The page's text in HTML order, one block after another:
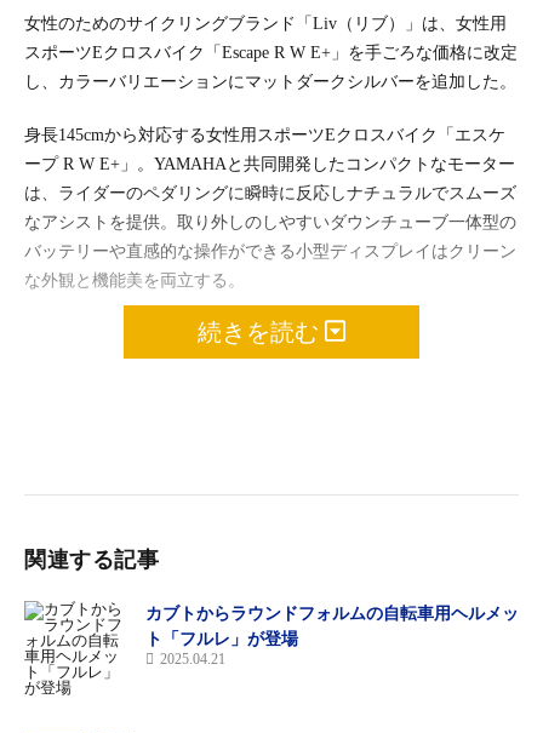
女性のためのサイクリングブランド「Liv（リブ）」は、女性用
スポーツEクロスバイク「Escape R W E+」を手ごろな価格に改定
し、カラーバリエーションにマットダークシルバーを追加した。
身長145cmから対応する女性用スポーツEクロスバイク「エスケ
ープ R W E+」。YAMAHAと共同開発したコンパクトなモーター
は、ライダーのペダリングに瞬時に反応しナチュラルでスムーズ
なアシストを提供。取り外しのしやすいダウンチューブ一体型の
バッテリーや直感的な操作ができる小型ディスプレイはクリーン
な外観と機能美を両立する。
続きを読む
関連する記事
カブトからラウンドフォルムの自転車用ヘルメッ
ト「フルレ」が登場
2025.04.21